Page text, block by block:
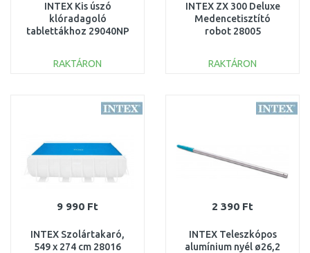
INTEX Kis úszó
klóradagoló
tablettákhoz 29040NP
RAKTÁRON
Összehasonlítás
INTEX ZX 300 Deluxe
Medencetisztító
robot 28005
RAKTÁRON
Összehasonlítás
9 990 Ft
INTEX Szolártakaró,
549 x 274 cm 28016
2 390 Ft
INTEX Teleszkópos
alumínium nyél ø26,2